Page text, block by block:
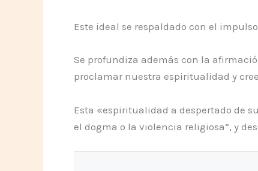
Este ideal se respaldado con el
Se profundiza además con la
proclamar nuestra espiritualidad y
Esta «espiritualidad a despertado de
el dogma o la violencia religiosa”, y